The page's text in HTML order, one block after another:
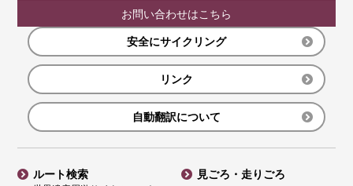
お問い合わせはこちら
安全にサイクリング
リンク
自動翻訳について
ルート検索
見ごろ・走りごろ